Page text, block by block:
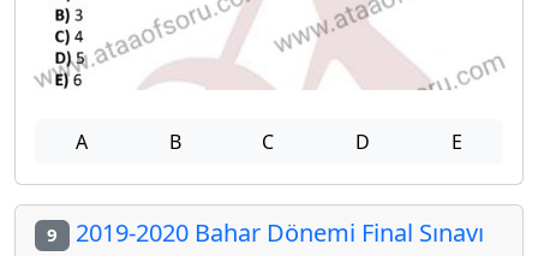
A B C D E
9 2019-2020 Bahar Dönemi Final Sınavı